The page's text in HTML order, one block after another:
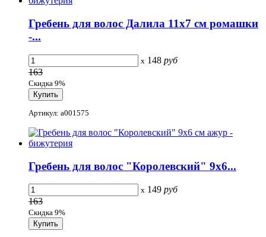
Гребень для волос Далила 11x7 см ромашки
-...
x 148 руб
163
Скидка 9%
Артикул: a001575
Гребень для волос "Королевский" 9x6...
x 149 руб
163
Скидка 9%